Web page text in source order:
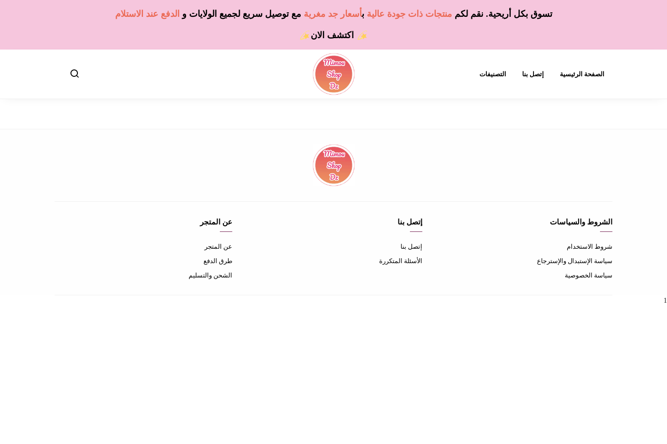
تسوق بكل أريحية. نقم لكم منتجات ذات جودة عالية بأسعار جد مغرية مع توصيل سريع لجميع الولايات و الدفع عند الاستلام
اكتشف الان
الصفحة الرئيسية إتصل بنا التصنيفات
الشروط والسياسات
شروط الاستخدام
سياسة الإستبدال والإسترجاع
سياسة الخصوصية
إتصل بنا
إتصل بنا
الأسئلة المتكررة
عن المتجر
عن المتجر
طرق الدفع
الشحن والتسليم
1